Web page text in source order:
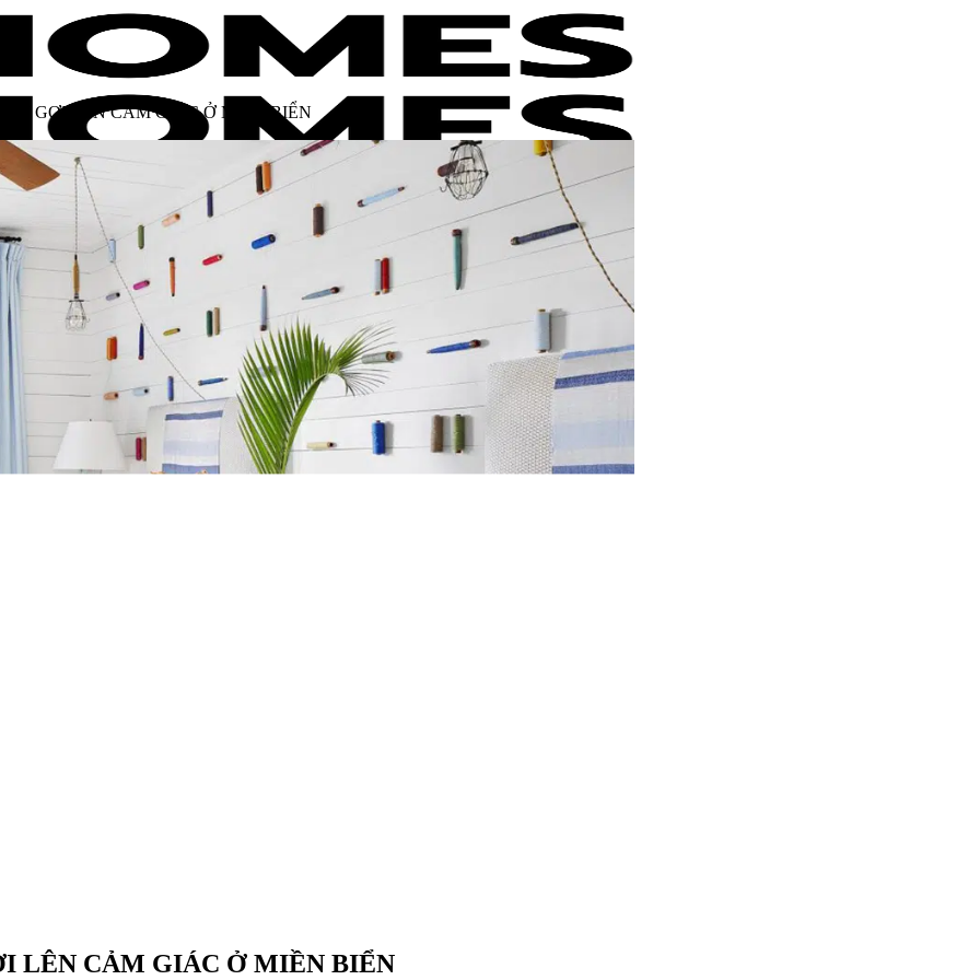
GỢI LÊN CẢM GIÁC Ở MIỀN BIỂN
LÊN CẢM GIÁC Ở MIỀN BIỂN